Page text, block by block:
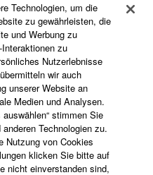
Technologien, um die
zu gewährleisten, die
und Werbung zu
zu
Nutzerlebnisse
wir auch
unserer Website an
Medien und Analysen.
stimmen Sie
Technologien zu.
Nutzung von Cookies
klicken Sie bitte auf
nicht einverstanden sind,